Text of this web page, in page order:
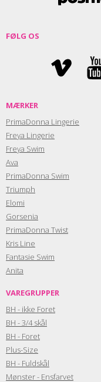
FØLG OS
MÆRKER
PrimaDonna Lingerie
Freya Lingerie
Freya Swim
Ava
PrimaDonna Swim
Triumph
Elomi
Gorsenia
PrimaDonna Twist
Kris Line
Fantasie Swim
Anita
VAREGRUPPER
BH - ikke Foret
BH - 3/4 skål
BH - Foret
Plus-Size
BH - Fuldskål
Mønster - Ensfarvet